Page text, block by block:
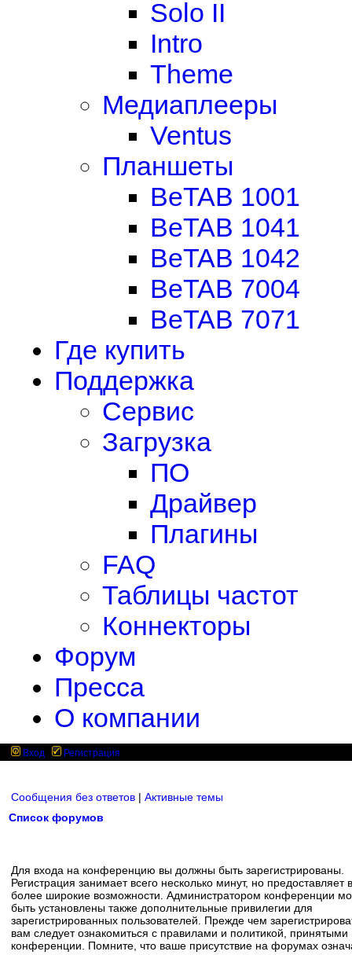
Solo II
Intro
Theme
Медиаплееры
Ventus
Планшеты
BeTAB 1001
BeTAB 1041
BeTAB 1042
BeTAB 7004
BeTAB 7071
Где купить
Поддержка
Сервис
Загрузка
ПО
Драйвер
Плагины
FAQ
Таблицы частот
Коннекторы
Форум
Пресса
О компании
Вход Регистрация
Сообщения без ответов | Активные темы
Список форумов
Для входа на конференцию вы должны быть зарегистрированы.
Регистрация занимает всего несколько минут, но предоставляет
более широкие возможности. Администратором конференции
быть установлены также дополнительные привилегии для
зарегистрированных пользователей. Прежде чем
вам следует ознакомиться с правилами и политикой, принятыми
конференции. Помните, что ваше присутствие на форумах